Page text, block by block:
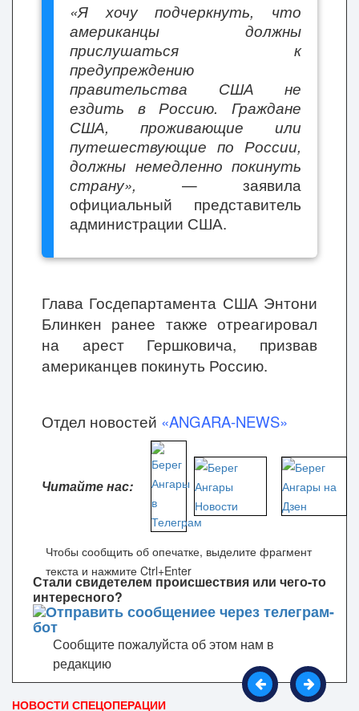
«Я хочу подчеркнуть, что
американцы должны
прислушаться к
предупреждению
правительства США не
ездить в Россию. Граждане
США, проживающие или
путешествующие по России,
должны немедленно покинуть
страну», — заявила
официальный представитель
администрации США.
Глава Госдепартамента США Энтони
Блинкен ранее также отреагировал
на арест Гершковича, призвав
американцев покинуть Россию.
Отдел новостей «ANGARA-NEWS»
Читайте нас:
Стали свидетелем происшествия или чего-то
интересного?
Сообщите пожалуйста об этом нам в
редакцию
Чтобы сообщить об опечатке, выделите фрагмент
текста и нажмите Ctrl+Enter
НОВОСТИ СПЕЦОПЕРАЦИИ